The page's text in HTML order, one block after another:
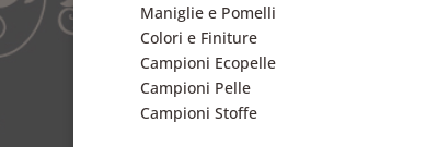
Maniglie e Pomelli
Colori e Finiture
Campioni Ecopelle
Campioni Pelle
Campioni Stoffe